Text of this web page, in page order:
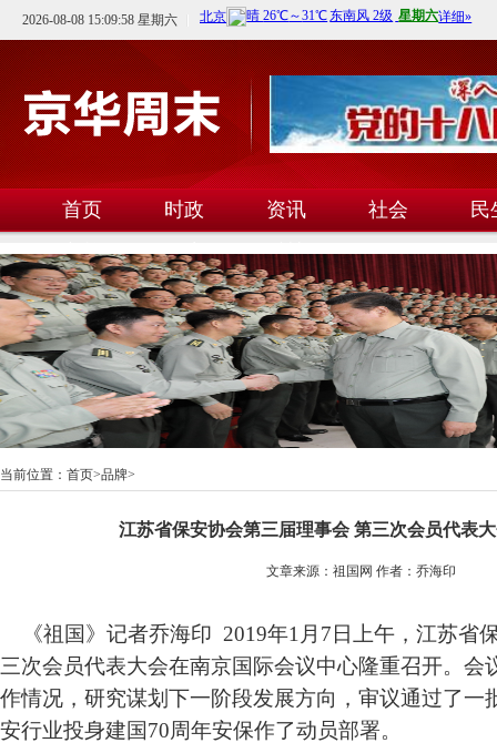
2026-08-08 15:09:58 星期六
首页 时政 资讯 社会
民
文教
卫生 科技
当前位置： 首页>品牌>
江苏省保安协会第三届理事会 第三次会员代表
文章来源：祖国网 作者：乔海印
《祖国》记者乔海印 2019年1月7日上午，江苏省
三次会员代表大会在南京国际会议中心隆重召开。会
作情况，研究谋划下一阶段发展方向，审议通过了一
安行业投身建国70周年安保作了动员部署。